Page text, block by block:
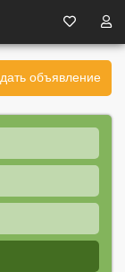
объявление